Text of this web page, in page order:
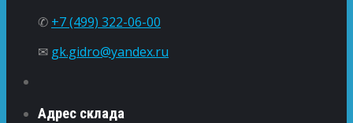
✆ +7 (499) 322-06-00
✉ gk.gidro@yandex.ru
Адрес склада